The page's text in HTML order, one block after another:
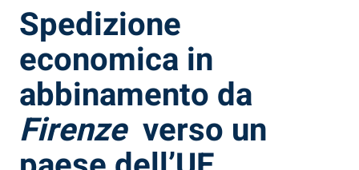
Spedizione
economica in
abbinamento da
Firenze verso un